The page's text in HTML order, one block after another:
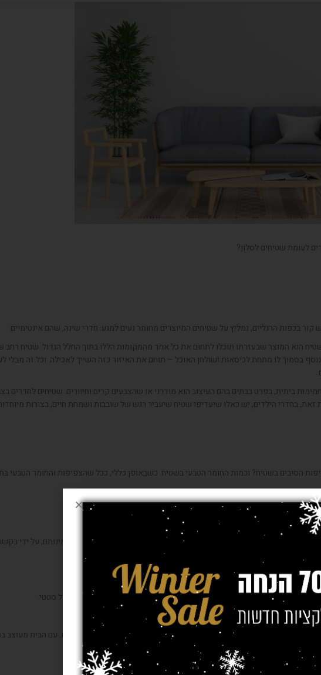
לעומת שטיחים לסלון?
בכפות הרגליים, נמליץ על שטיחים המיוצרים מחומר נעים למגע. חדרי שינה, שהם אינטימיים
הוא המוצר שבעזרתו תוכלו לתחום את כל אחד מהמקומות הללו בתוך החלל הגדול. שטיח רחב
בסמוך לו מתחת לכיסאות ושולחן האוכל – תוחם את האיזור כזה השייך לאכילה. וכל זה מבלי
ביתית, בפרט בבתים בהם העיצוב הוא מודרני או שהצבעים קרים וחיוורים. שטיחים לחדרים
בחדרי הילדים, יש כאלו שיעדיפו שטיח שיעביר רגש של שובבות ושמחת חיים, בצורות
הסיבים בשטיח? וכמות החומר הטבעי בשטיח. כשבאופן כללי, ככל שהצפיפות והחומר הטבעי
טבעיים. מהצד השני יש צבעים מחומרים כימיים, שיש לבדוק את טיבם ואמינותם, על ידי
וניתן לצבוע אותו בשלל גוונים. הצמר נעים למגע, ואינו קולט אבק וחשמל סטטי.
ליצור עימו שטיחים רבים בצורות וגוונים שונים.
ונעים, לא לקוחים את תשומת הלב, ובעצם מתאימים את עצמם לכל חלל בבית. עם הבית מעוצב
"אמירה" לחלל הבית. קל לתחזוקה וניקוי.